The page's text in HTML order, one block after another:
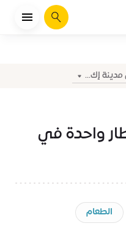
يبحث
مدينة إك...
واحدة في
الطعام